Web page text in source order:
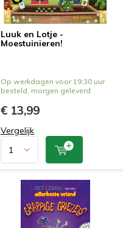
Luuk en Lotje -
Moestuinieren!
Op werkdagen voor 19:30 uur
besteld, morgen geleverd
€ 13,99
Vergelijk